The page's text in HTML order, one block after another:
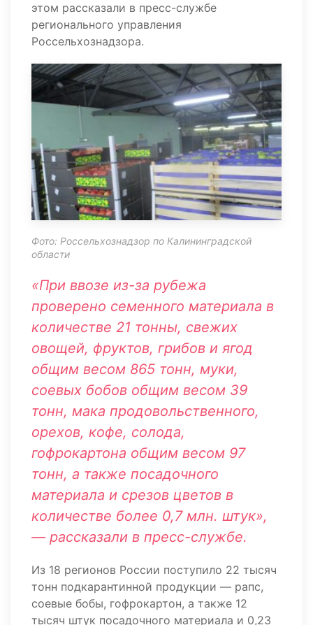
этом рассказали в пресс-службе
регионального управления
Россельхознадзора.
Фото: Россельхознадзор по Калининградской
области
«При ввозе из-за рубежа
проверено семенного материала в
количестве 21 тонны, свежих
овощей, фруктов, грибов и ягод
общим весом 865 тонн, муки,
соевых бобов общим весом 39
тонн, мака продовольственного,
орехов, кофе, солода,
гофрокартона общим весом 97
тонн, а также посадочного
материала и срезов цветов в
количестве более 0,7 млн. штук»,
— рассказали в пресс-службе.
Из 18 регионов России поступило 22 тысяч
тонн подкарантинной продукции — рапс,
соевые бобы, гофрокартон, а также 12
тысяч штук посадочного материала и 0,23